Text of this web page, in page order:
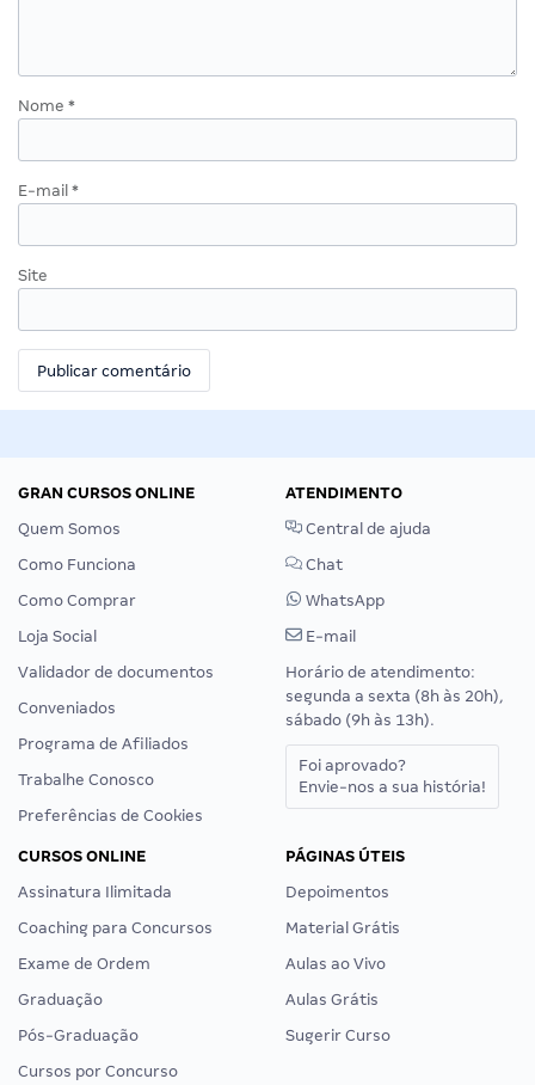
Nome *
E-mail *
Site
GRAN CURSOS ONLINE
Quem Somos
Como Funciona
Como Comprar
Loja Social
Validador de documentos
Conveniados
Programa de Afiliados
Trabalhe Conosco
Preferências de Cookies
ATENDIMENTO
Central de ajuda
Chat
WhatsApp
E-mail
Horário de atendimento:
segunda a sexta (8h às 20h),
sábado (9h às 13h).
Foi aprovado?
Envie-nos a sua história!
CURSOS ONLINE
Assinatura Ilimitada
Coaching para Concursos
Exame de Ordem
Graduação
Pós-Graduação
Cursos por Concurso
PÁGINAS ÚTEIS
Depoimentos
Material Grátis
Aulas ao Vivo
Aulas Grátis
Sugerir Curso